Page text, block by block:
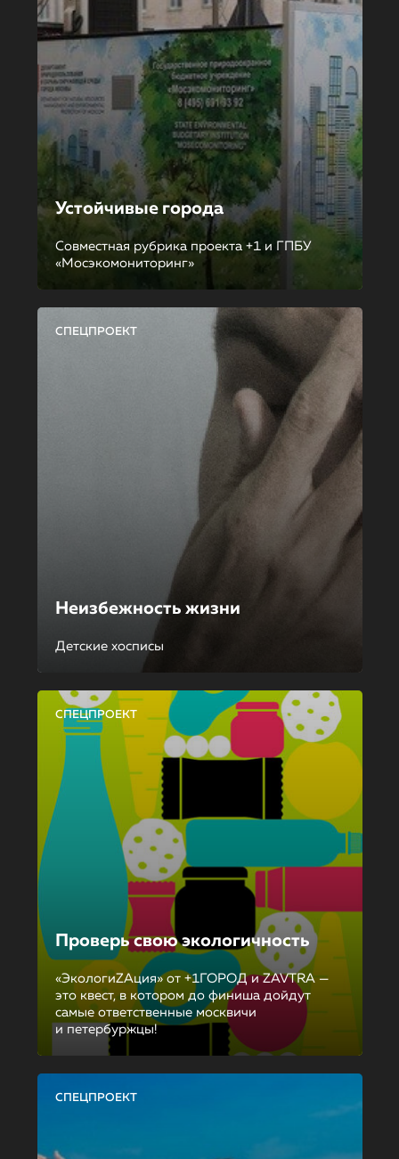
Устойчивые города
Совместная рубрика проекта +1 и ГПБУ
«Мосэкомониторинг»
СПЕЦПРОЕКТ
Неизбежность жизни
Детские хосписы
СПЕЦПРОЕКТ
Проверь свою экологичность
«ЭкологиZAция» от +1ГОРОД и ZAVTRA —
это квест, в котором до финиша дойдут
самые ответственные москвичи
и петербуржцы!
СПЕЦПРОЕКТ